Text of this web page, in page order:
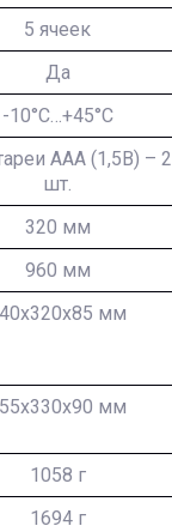
5 ячеек
Да
-10°С…+45°С
ААА (1,5В) – 2
шт.
320 мм
960 мм
мм
мм
1058 г
1694 г